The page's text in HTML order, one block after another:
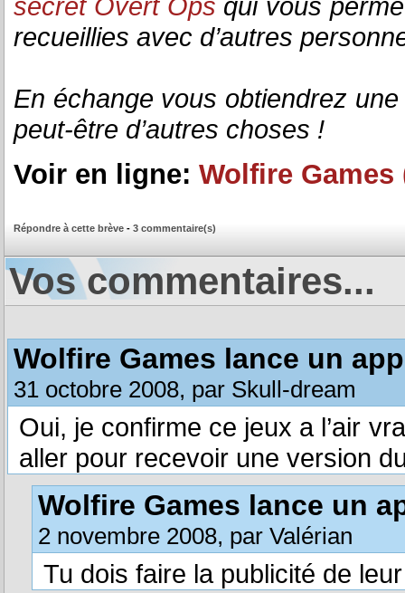
recueillies avec d’autres
En échange vous obtiendrez
peut-être d’autres choses !
Voir en ligne: Wolfire Games
Répondre à cette brève - 3 commentaire(s)
Vos commentaires...
Wolfire Games lance un
31 octobre 2008, par Skull-dream
Oui, je confirme ce jeux a l’air
aller pour recevoir une version
Wolfire Games lance un
2 novembre 2008, par Valérian
Tu dois faire la publicité de